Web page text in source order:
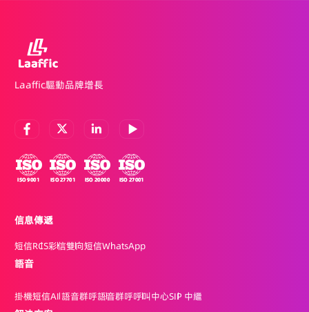
Laaffic驅動品牌增長
信息傳遞
短信RCS彩信雙向短信WhatsApp
語音
掛機短信AI 語音群呼語音群呼呼叫中心SIP 中繼